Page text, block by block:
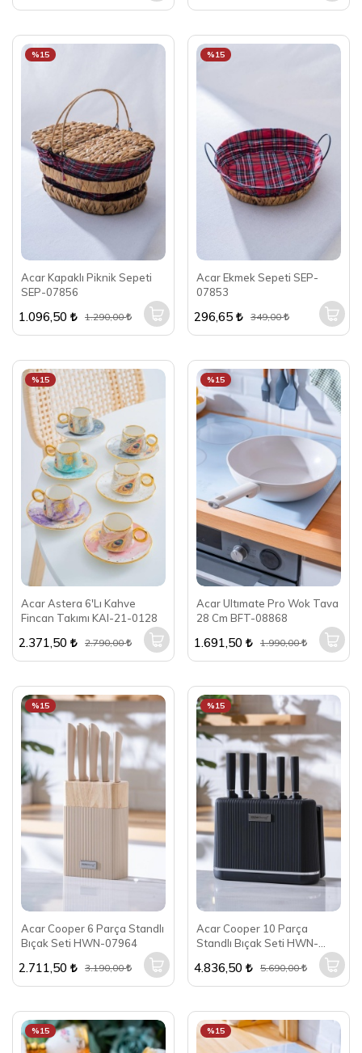
Acar Kapaklı Piknik Sepeti
SEP-07856
%15
1.096,50 1.290,00
Acar Ekmek Sepeti SEP-
07853
%15
296,65 349,00
Acar Astera 6'Lı Kahve
Fincan Takımı KAI-21-0128
%15
2.371,50 2.790,00
Acar Ultımate Pro Wok Tava
28 Cm BFT-08868
%15
1.691,50 1.990,00
Acar Cooper 6 Parça Standlı
Bıçak Seti HWN-07964
%15
2.711,50 3.190,00
Acar Cooper 10 Parça
Standlı Bıçak Seti HWN-
%15
4.836,50 5.690,00
%15 %15